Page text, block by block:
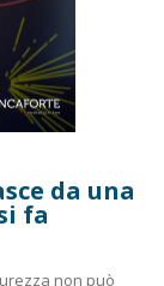
da una
fa
non può